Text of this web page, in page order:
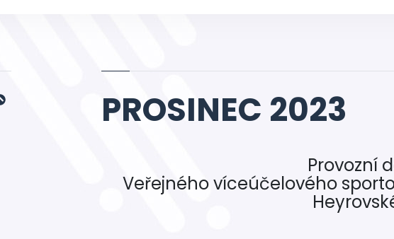
PROSINEC 2023
Provozní
Veřejného víceúčelového